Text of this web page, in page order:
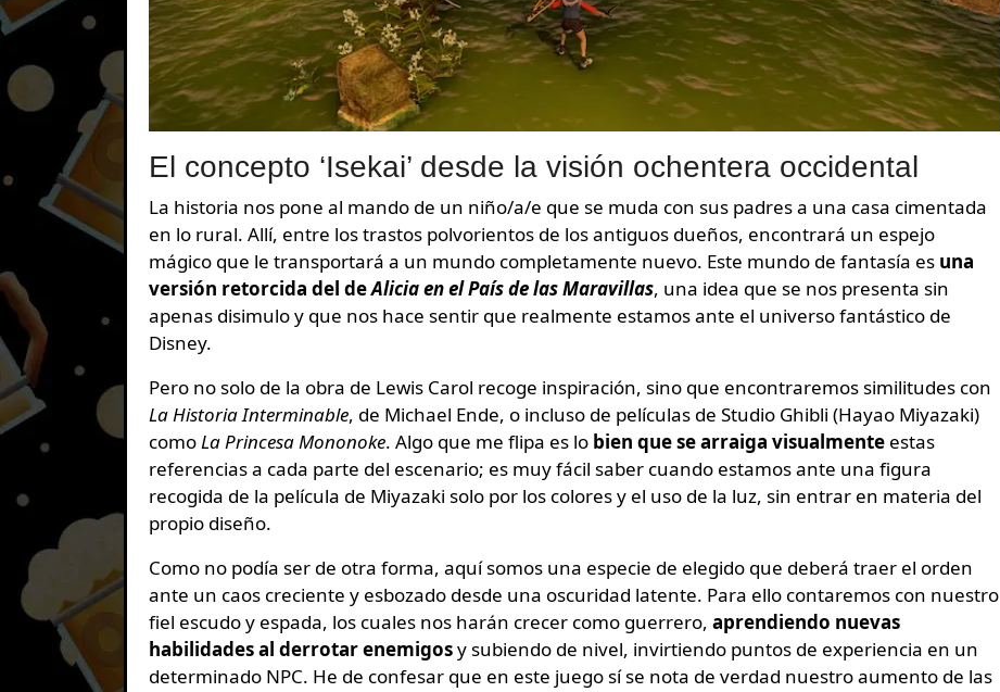
El concepto ‘Isekai’ desde la visión ochentera occidental
La historia nos pone al mando de un niño/a/e que se muda con sus padres a una casa cimentada
en lo rural. Allí, entre los trastos polvorientos de los antiguos dueños, encontrará un espejo
mágico que le transportará a un mundo completamente nuevo. Este mundo de fantasía es una
versión retorcida del deAlicia en el País de las Maravillas, una idea que se nos presenta sin
apenas disimulo y que nos hace sentir que realmente estamos ante el universo fantástico de
Disney.
Pero no solo de la obra de Lewis Carol recoge inspiración, sino que encontraremos similitudes con
LaHistoria Interminable, de Michael Ende, o incluso de películas de Studio Ghibli (Hayao Miyazaki)
comoLa Princesa Mononoke. Algo que me flipa es lo bien que se arraiga visualmente estas
referencias a cada parte del escenario; es muy fácil saber cuando estamos ante una figura
recogida de la película de Miyazaki solo por los colores y el uso de la luz, sin entrar en materia del
propio diseño.
Como no podía ser de otra forma, aquí somos una especie de elegido que deberá traer el orden
ante un caos creciente y esbozado desde una oscuridad latente. Para ello contaremos con nuestro
fiel escudo y espada, los cuales nos harán crecer como guerrero, aprendiendo nuevas
habilidades al derrotar enemigosy subiendo de nivel, invirtiendo puntos de experiencia en un
determinado NPC. He de confesar que en este juego sí se nota de verdad nuestro aumento de las